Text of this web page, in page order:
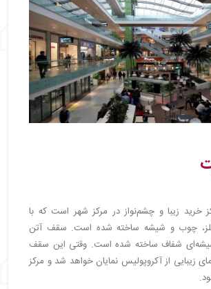
زیبا و چشم‌نواز در مرکز شهر است که با
فلز، چوب و شیشه ساخته شده است. سقف آتن
شفاف ساخته شده است. وقتی این سقف
زیبایی از آکروپولیس نمایان خواهد شد و مرکز